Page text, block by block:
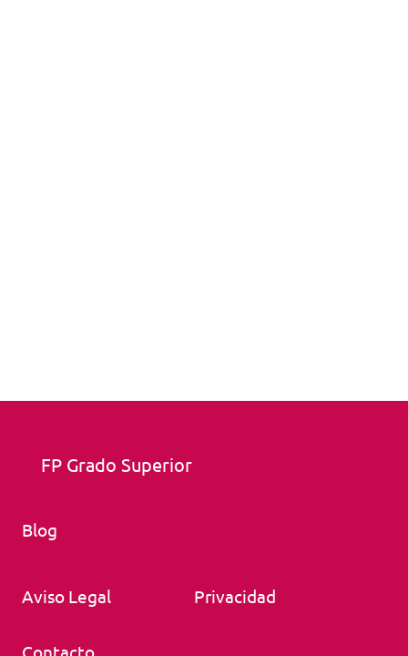
FP Grado Superior
Blog
Aviso Legal Privacidad
Contacto